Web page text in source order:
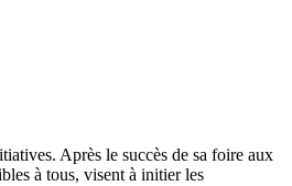
Après le succès de sa foire aux
à tous, visent à initier les